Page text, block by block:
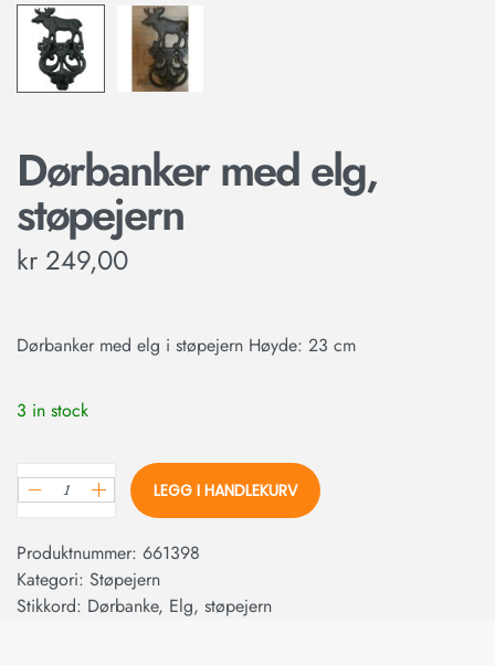
Dørbanker med elg,
støpejern
kr 249,00
Dørbanker med elg i støpejern Høyde: 23 cm
3 in stock
LEGG I HANDLEKURV
Produktnummer: 661398
Kategori: Støpejern
Stikkord: Dørbanke, Elg, støpejern